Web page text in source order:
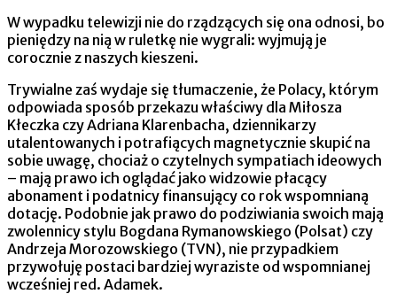
W wypadku telewizji nie do rządzących się ona odnosi, bo
pieniędzy na nią w ruletkę nie wygrali: wyjmują je
corocznie z naszych kieszeni.
Trywialne zaś wydaje się tłumaczenie, że Polacy, którym
odpowiada sposób przekazu właściwy dla Miłosza
Kłeczka czy Adriana Klarenbacha, dziennikarzy
utalentowanych i potrafiących magnetycznie skupić na
sobie uwagę, chociaż o czytelnych sympatiach ideowych
– mają prawo ich oglądać jako widzowie płacący
abonament i podatnicy finansujący co rok wspomnianą
dotację. Podobnie jak prawo do podziwiania swoich mają
zwolennicy stylu Bogdana Rymanowskiego (Polsat) czy
Andrzeja Morozowskiego (TVN), nie przypadkiem
przywołuję postaci bardziej wyraziste od wspomnianej
wcześniej red. Adamek.